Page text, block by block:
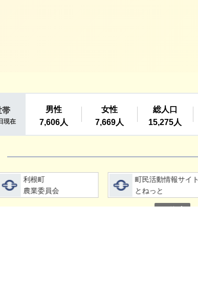
詳細をみる
利根町
農業委員会
詳細をみる
町民活動情報サイト
とねっと
Previous